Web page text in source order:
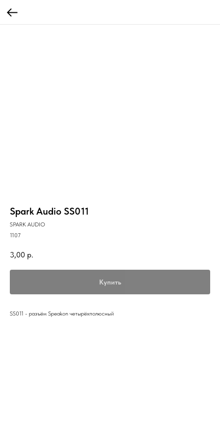
Spark Audio SS011
SPARK AUDIO
1107
3,00 р.
Купить
SS011 - разъём Speakon четырёхполюсный